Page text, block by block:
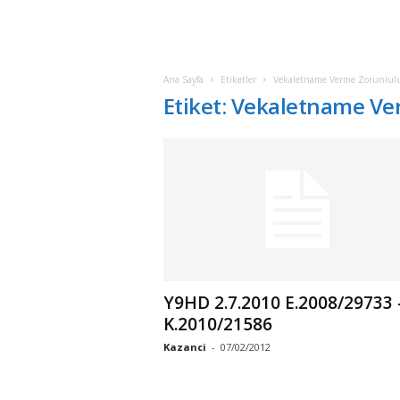
Ana Sayfa Etiketler Vekaletname Verme
Etiket: Vekaletname
Y9HD 2.7.2010 E.2008/29733
K.2010/21586
Kazanci - 07/02/2012